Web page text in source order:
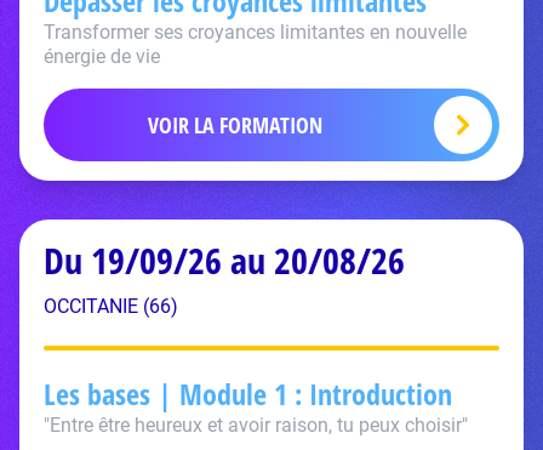
Transformer ses croyances limitantes en nouvelle
énergie de vie
VOIR LA FORMATION
Du 19/09/26 au 20/08/26
OCCITANIE (66)
Les bases | Module 1 : Introduction
"Entre être heureux et avoir raison, tu peux choisir"